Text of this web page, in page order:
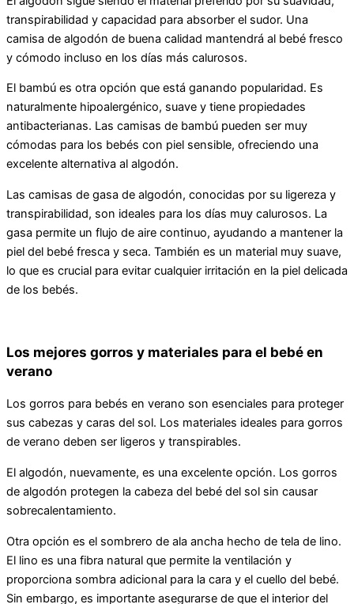
transpirabilidad y capacidad para absorber el sudor. Una
camisa de algodón de buena calidad mantendrá al bebé fresco
y cómodo incluso en los días más calurosos.
El bambú es otra opción que está ganando popularidad. Es
naturalmente hipoalergénico, suave y tiene propiedades
antibacterianas. Las camisas de bambú pueden ser muy
cómodas para los bebés con piel sensible, ofreciendo una
excelente alternativa al algodón.
Las camisas de gasa de algodón, conocidas por su ligereza y
transpirabilidad, son ideales para los días muy calurosos. La
gasa permite un flujo de aire continuo, ayudando a mantener la
piel del bebé fresca y seca. También es un material muy suave,
lo que es crucial para evitar cualquier irritación en la piel delicada
de los bebés.
Los mejores gorros y materiales para el bebé en
verano
Los gorros para bebés en verano son esenciales para proteger
sus cabezas y caras del sol. Los materiales ideales para gorros
de verano deben ser ligeros y transpirables.
El algodón, nuevamente, es una excelente opción. Los gorros
de algodón protegen la cabeza del bebé del sol sin causar
sobrecalentamiento.
Otra opción es el sombrero de ala ancha hecho de tela de lino.
El lino es una fibra natural que permite la ventilación y
proporciona sombra adicional para la cara y el cuello del bebé.
Sin embargo, es importante asegurarse de que el interior del